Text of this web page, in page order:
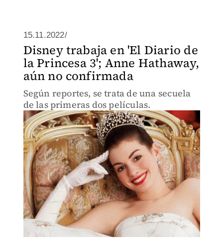
15.11.2022/
Disney trabaja en 'El Diario de
la Princesa 3'; Anne Hathaway,
aún no confirmada
Según reportes, se trata de una secuela
de las primeras dos películas.